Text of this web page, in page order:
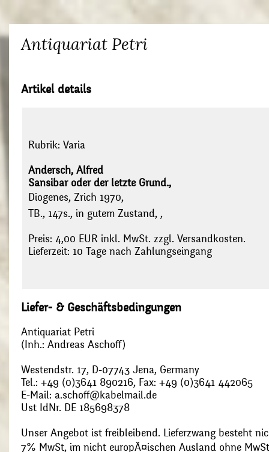
Antiquariat Petri
Artikel details
Rubrik: Varia
Andersch, Alfred
Sansibar oder der letzte Grund.,
Diogenes, Zrich 1970,
TB., 147s., in gutem Zustand, ,
Preis: 4,00 EUR inkl. MwSt. zzgl. Versandkosten.
Lieferzeit: 10 Tage nach Zahlungseingang
Liefer- & Geschäftsbedingungen
Antiquariat Petri
(Inh.: Andreas Aschoff)
Westendstr. 17, D-07743 Jena, Germany
Tel.: +49 (0)3641 890216, Fax: +49 (0)3641 442065
E-Mail: a.schoff@kabelmail.de
Ust IdNr. DE 185698378
Unser Angebot ist freibleibend. Lieferzwang besteht
7% MwSt, im nicht europÃ¤ischen Ausland ohne